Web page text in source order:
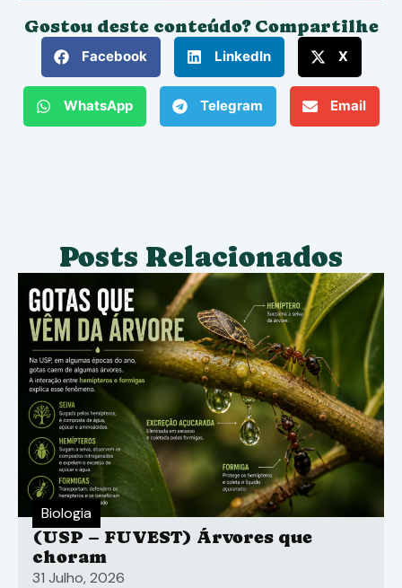
Gostou deste conteúdo? Compartilhe
Facebook LinkedIn X
WhatsApp Telegram Email
Posts Relacionados
Biologia
(USP – FUVEST) Árvores que
choram
31 Julho, 2026